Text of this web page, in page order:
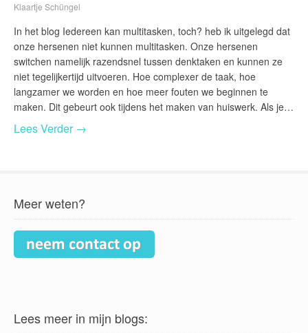
Klaartje Schüngel
In het blog Iedereen kan multitasken, toch? heb ik uitgelegd dat
onze hersenen niet kunnen multitasken. Onze hersenen
switchen namelijk razendsnel tussen denktaken en kunnen ze
niet tegelijkertijd uitvoeren. Hoe complexer de taak, hoe
langzamer we worden en hoe meer fouten we beginnen te
maken. Dit gebeurt ook tijdens het maken van huiswerk. Als je…
Lees Verder →
Meer weten?
Lees meer in mijn blogs: